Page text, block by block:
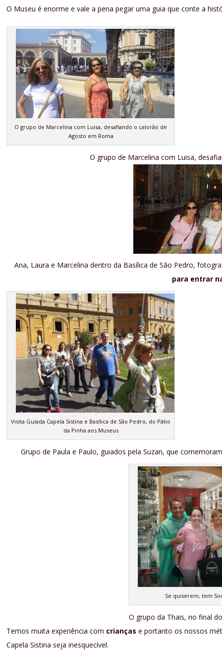
O Museu é enorme e vale a pena pegar uma guia que conte a
O grupo de Marcelina com Luisa, desafiando o calorão de
Agosto em Roma
O grupo de Marcelina com Luisa,
Ana, Laura e Marcelina dentro da Basílica de São Pedro,
para entrar
Visita Guiada Capela Sistina e Basílica de São Pedro, do Pátio
da Pinha aos Museus
Grupo de Paula e Paulo, guiados pela Suzan, que
Se quiserem, tem
O grupo da Thais, no final
Temos muita experiência com criançase portanto os nossos
Capela Sistina seja inesquecível.